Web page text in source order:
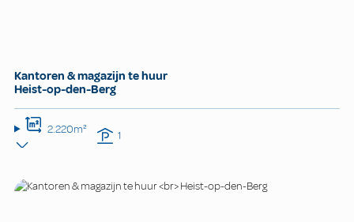
Kantoren & magazijn te huur
Heist-op-den-Berg
2.220m² 1